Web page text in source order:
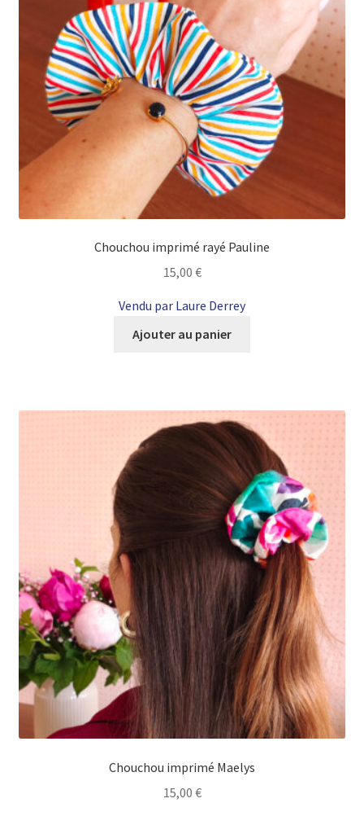
Chouchou imprimé rayé Pauline
15,00 €
Vendu par Laure Derrey
Ajouter au panier
Chouchou imprimé Maelys
15,00 €